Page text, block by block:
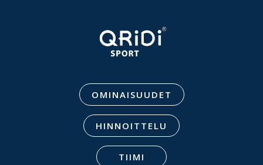
OMINAISUUDET
HINNOITTELU
TIIMI